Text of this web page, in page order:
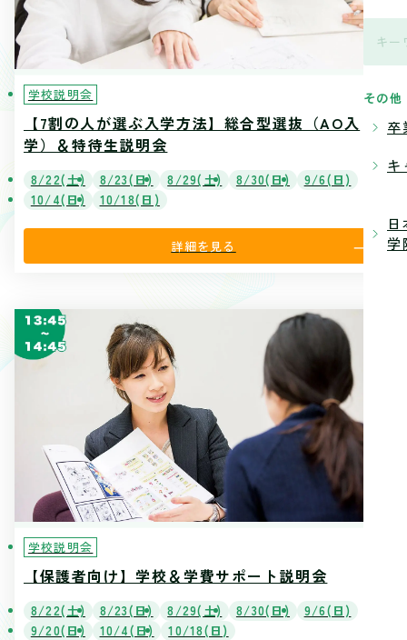
その他
卒
キ
学
学校説明会
【7割の人が選ぶ入学方法】総合型選抜（AO入
学）＆特待生説明会
8/22(土) 8/23(日) 8/29(土) 8/30(日)
9/6(日)
10/4(日)
10/18(日)
詳細を見る
学校説明会
【保護者向け】学校＆学費サポート説明会
8/22(土) 8/23(日) 8/29(土) 8/30(日)
9/6(日)
9/20(日)
10/4(日) 10/18(日)